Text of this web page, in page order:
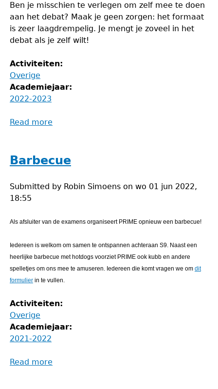
Ben je misschien te verlegen om zelf mee te doen
aan het debat? Maak je geen zorgen: het formaat
is zeer laagdrempelig. Je mengt je zoveel in het
debat als je zelf wilt!
Activiteiten:
Overige
Academiejaar:
2022-2023
Read more
Barbecue
Submitted by Robin Simoens on wo 01 jun 2022,
18:55
Als afsluiter van de examens organiseert PRIME opnieuw een barbecue!
Iedereen is welkom om samen te ontspannen achteraan S9. Naast een
heerlijke barbecue met hotdogs voorziet PRIME ook kubb en andere
spelletjes om ons mee te amuseren. Iedereen die komt vragen we om dit
formulier in te vullen.
Activiteiten:
Overige
Academiejaar:
2021-2022
Read more